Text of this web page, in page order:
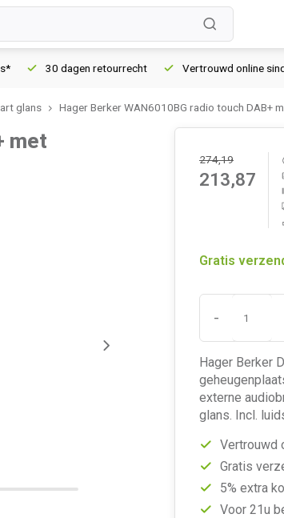
30 dagen retourrecht Vertrouwd online sinds
glans Hager Berker WAN6010BG radio touch
met
274,19
213,87
Gratis
-
Hager Berker
externe
glans. Incl.
Vertrouwd
Gratis
5% extra
Voor 21u